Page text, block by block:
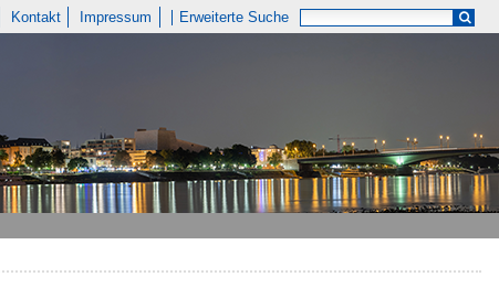
Kontakt Impressum Erweiterte Suche